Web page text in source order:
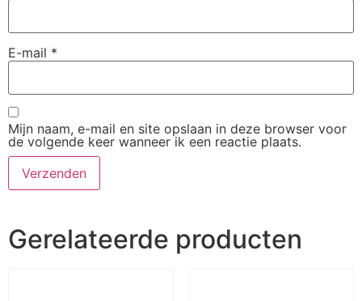
E-mail *
Mijn naam, e-mail en site opslaan in deze browser voor
de volgende keer wanneer ik een reactie plaats.
Gerelateerde producten